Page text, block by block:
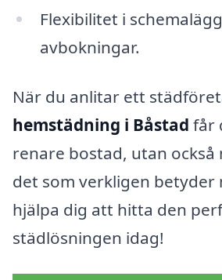
Flexibilitet i
avbokningar.
När du anlitar ett
hemstädning i Båstad får
renare bostad, utan
det som verkligen betyder
hjälpa dig att hitta den
städlösningen idag!